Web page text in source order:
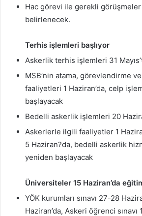
Hac görevi ile gerekli görüşmeler
belirlenecek.
Terhis işlemleri başlıyor
Askerlik terhis işlemleri 31
MSB’nin atama, görevlendirme
faaliyetleri 1 Haziran’da, celp
başlayacak
Bedelli askerlik işlemleri 20
Askerlerle ilgili faaliyetler 1
5 Haziran?da, bedelli askerlik
yeniden başlayacak
Üniversiteler 15 Haziran’da
YÖK kurumları sınavı 27-28
Haziran’da, Askeri öğrenci sınavı